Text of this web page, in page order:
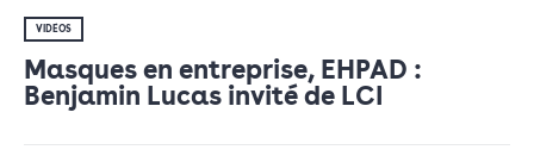
VIDÉOS
Masques en entreprise, EHPAD :
Benjamin Lucas invité de LCI